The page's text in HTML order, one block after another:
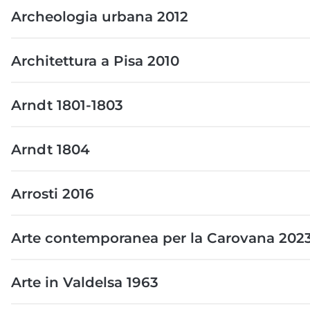
Archeologia urbana 2012
Architettura a Pisa 2010
Arndt 1801-1803
Arndt 1804
Arrosti 2016
Arte contemporanea per la Carovana
Arte in Valdelsa 1963